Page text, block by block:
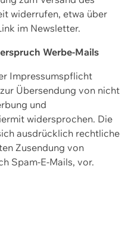
widerrufen, etwa über
im Newsletter.
Werbe-Mails
Impressumspflicht
Übersendung von nicht
und
widersprochen. Die
ausdrücklich rechtliche
Zusendung von
Spam-E-Mails, vor.